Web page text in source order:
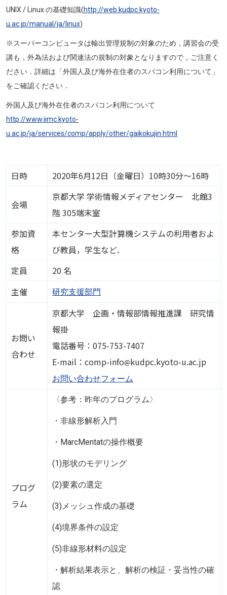
UNIX / Linux の基礎知識(http://web.kudpc.kyoto-
u.ac.jp/manual/ja/linux)
※スーパーコンピュータは輸出管理規制の対象のため，講習会の受
講も，外為法および関連法の規制の対象となりますので，ご注意く
ださい．詳細は「外国人及び海外在住者のスパコン利用について」
をご確認ください．
外国人及び海外在住者のスパコン利用について
http://www.iimc.kyoto-
u.ac.jp/ja/services/comp/apply/other/gaikokujin.html
日時 2020年6月12日（金曜日）10時30分～16時
会場
京都大学 学術情報メディアセンター 北館3
階 305端末室
参加資
格
本センター大型計算機システムの利用者およ
び教員，学生など．
定員
20 名
主催
研究支援部門
お問い
合わせ
京都大学 企画・情報部情報推進課 研究情
報掛
電話番号：075-753-7407
E-mail：comp-info画像kudpc.kyoto-u.ac.jp
お問い合わせフォーム
プログ
ラム
〈参考：昨年のプログラム〉
・非線形解析入門
・MarcMentatの操作概要
(1)形状のモデリング
(2)要素の選定
(3)メッシュ作成の基礎
(4)境界条件の設定
(5)非線形材料の設定
・解析結果表示と、解析の検証・妥当性の確
認